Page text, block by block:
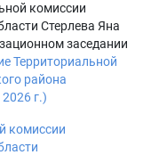
комиссии
Стерлева Яна
заседании
Территориальной
района
г.)
комиссии